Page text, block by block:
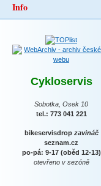
Info
Cykloservis
Sobotka, Osek 10
tel.: 773 041 221
bikeservisdrop zavináč
seznam.cz
po-pá: 9-17 (oběd 12-13)
otevřeno v sezóně